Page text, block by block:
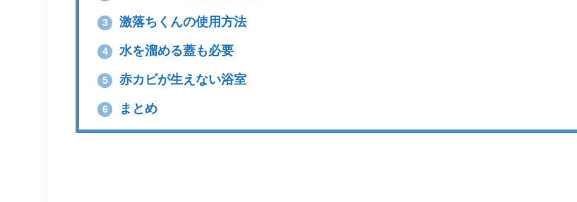
3 激落ちくんの使用方法
4 水を溜める蓋も必要
5 赤カビが生えない浴室
6 まとめ